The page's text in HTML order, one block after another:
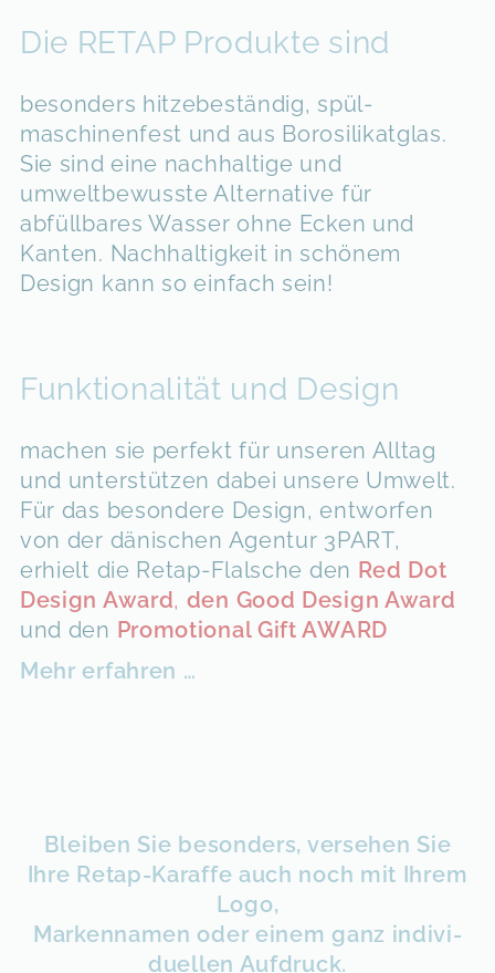
Die RETAP Produkte sind
besonders hitze­beständig, spül­
maschinen­fest und aus Borosilikatglas.
Sie sind eine nachhaltige und
umweltbewusste Alternative für
abfüllbares Wasser ohne Ecken und
Kanten. Nachhaltigkeit in schönem
Design kann so einfach sein!
Funk­tio­nalität und Design
machen sie perfekt für unseren Alltag
und unterstützen dabei unsere Umwelt.
Für das besondere Design, entworfen
von der dänischen Agentur 3PART,
erhielt die Retap-Flalsche den Red Dot
Design Award, den Good Design Award
und den Promotional Gift AWARD
Mehr erfahren …
Bleiben Sie besonders, versehen Sie
Ihre Retap-Karaffe auch noch mit Ihrem
Logo,
Marken­namen oder einem ganz indivi­
duellen Auf­druck.